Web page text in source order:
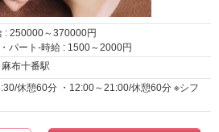
: 250000～370000円
パート-時給 : 1500～2000円
布十番駅
休憩60分 ・12:00～21:00/休憩60分 ※シフ